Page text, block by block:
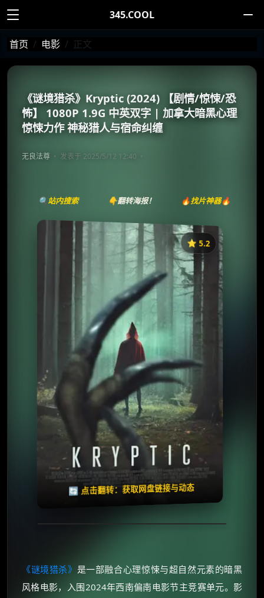
345.COOL
首页 电影 正文
《谜境猎杀》Kryptic (2024) 【剧情/惊悚/恐
怖】 1080P 1.9G 中英双字 | 加拿大暗黑心理
惊悚力作 神秘猎人与宿命纠缠
无良法尊 发表于 2025/5/12 12:40
🔍站内搜索 👇翻转海报！ 🔥找片神器🔥
⭐️ 5.2
🔄 点击翻转：获取网盘链接与动态
《Kryptic》
⭐️ 评分：5.2 | 🎬 2025年
夸克网盘
失效请反馈
🧧️
天天领红包
《谜境猎杀》 是一部融合心理惊悚与超自然元素的暗黑
风格电影，入围2024年西南偏南电影节主竞赛单元。影